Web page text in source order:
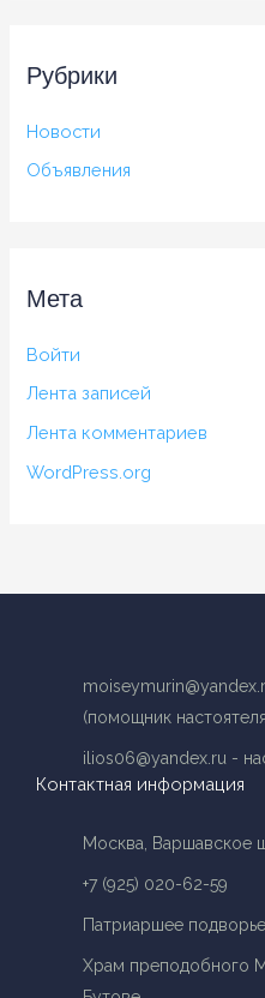
Рубрики
Новости
Объявления
Мета
Войти
Лента записей
Лента комментариев
WordPress.org
Контактная информация
Москва, Варшавское
+7 (925) 020-62-59
Патриаршее
Храм преподобного
(помощник
ilios06@yandex.ru -